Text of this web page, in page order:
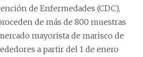
de Enfermedades (CDC),
de más de 800 muestras
mayorista de marisco de
a partir del 1 de enero